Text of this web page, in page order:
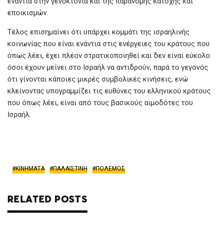
εποικισμών.
Τέλος επισημαίνει ότι υπάρχει κομμάτι της ισραηλινής
κοινωνίας που είναι ενάντια στις ενέργειες του κράτους που
όπως λέει, έχει πλέον στρατικοποιηθεί και δεν είναι εύκολο
όσοι έχουν μείνει στο Ισραήλ να αντιδρούν, παρά το γεγονός
ότι γίνονται κάποιες μικρές συμβολικές κινήσεις, ενώ
κλείνοντας υπογραμμίζει τις ευθύνες του ελληνικού κράτους
που όπως λέει, είναι από τους βασικούς αιμοδότες του
Ισραήλ.
ΚΙΝΗΜΑΤΑ ΠΑΛΑΙΣΤΙΝΗ ΠΟΛΕΜΟΣ
RELATED POSTS